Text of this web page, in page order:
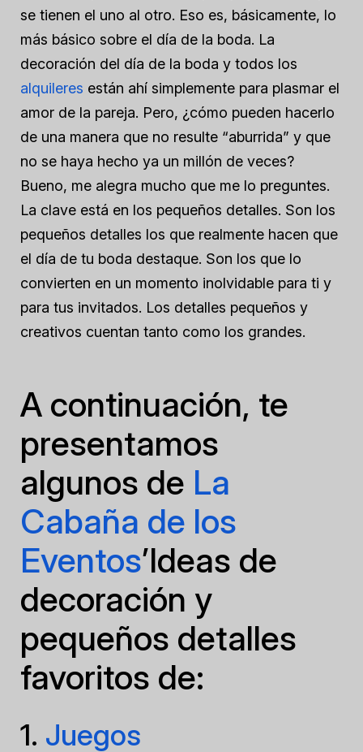
se tienen el uno al otro. Eso es, básicamente, lo
más básico sobre el día de la boda. La
decoración del día de la boda y todos los
alquileres están ahí simplemente para plasmar el
amor de la pareja. Pero, ¿cómo pueden hacerlo
de una manera que no resulte “aburrida” y que
no se haya hecho ya un millón de veces?
Bueno, me alegra mucho que me lo preguntes.
La clave está en los pequeños detalles. Son los
pequeños detalles los que realmente hacen que
el día de tu boda destaque. Son los que lo
convierten en un momento inolvidable para ti y
para tus invitados. Los detalles pequeños y
creativos cuentan tanto como los grandes.
A continuación, te
presentamos
algunos de La
Cabaña de los
Eventos’Ideas de
decoración y
pequeños detalles
favoritos de:
1. Juegos